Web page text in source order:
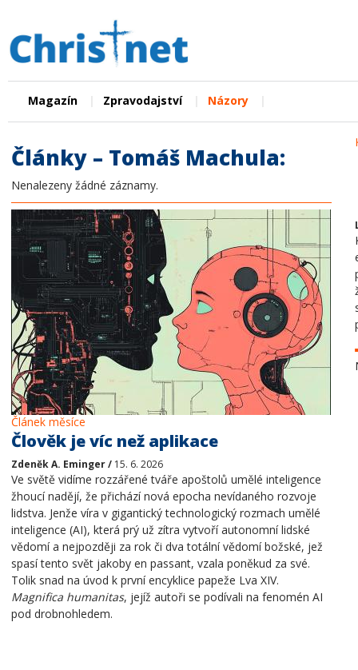
Magazín Zpravodajství Názory
Články – Tomáš Machula:
Nenalezeny žádné záznamy.
Článek měsíce
Člověk je víc než aplikace
Zdeněk A. Eminger / 15. 6. 2026
Ve světě vidíme rozzářené tváře apoštolů umělé inteligence
žhoucí nadějí, že přichází nová epocha nevídaného rozvoje
lidstva. Jenže víra v gigantický technologický rozmach umělé
inteligence (AI), která prý už zítra vytvoří autonomní lidské
vědomí a nejpozději za rok či dva totální vědomí božské, jež
spasí tento svět jakoby en passant, vzala poněkud za své.
Tolik snad na úvod k první encyklice papeže Lva XIV.
Magnifica humanitas, jejíž autoři se podívali na fenomén AI
pod drobnohledem.